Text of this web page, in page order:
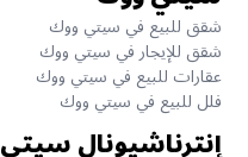
شقق للبيع في سيتي ووك
شقق للإيجار في سيتي ووك
عقارات للبيع في سيتي ووك
فلل للبيع في سيتي ووك
إنترناشيونال سيتي